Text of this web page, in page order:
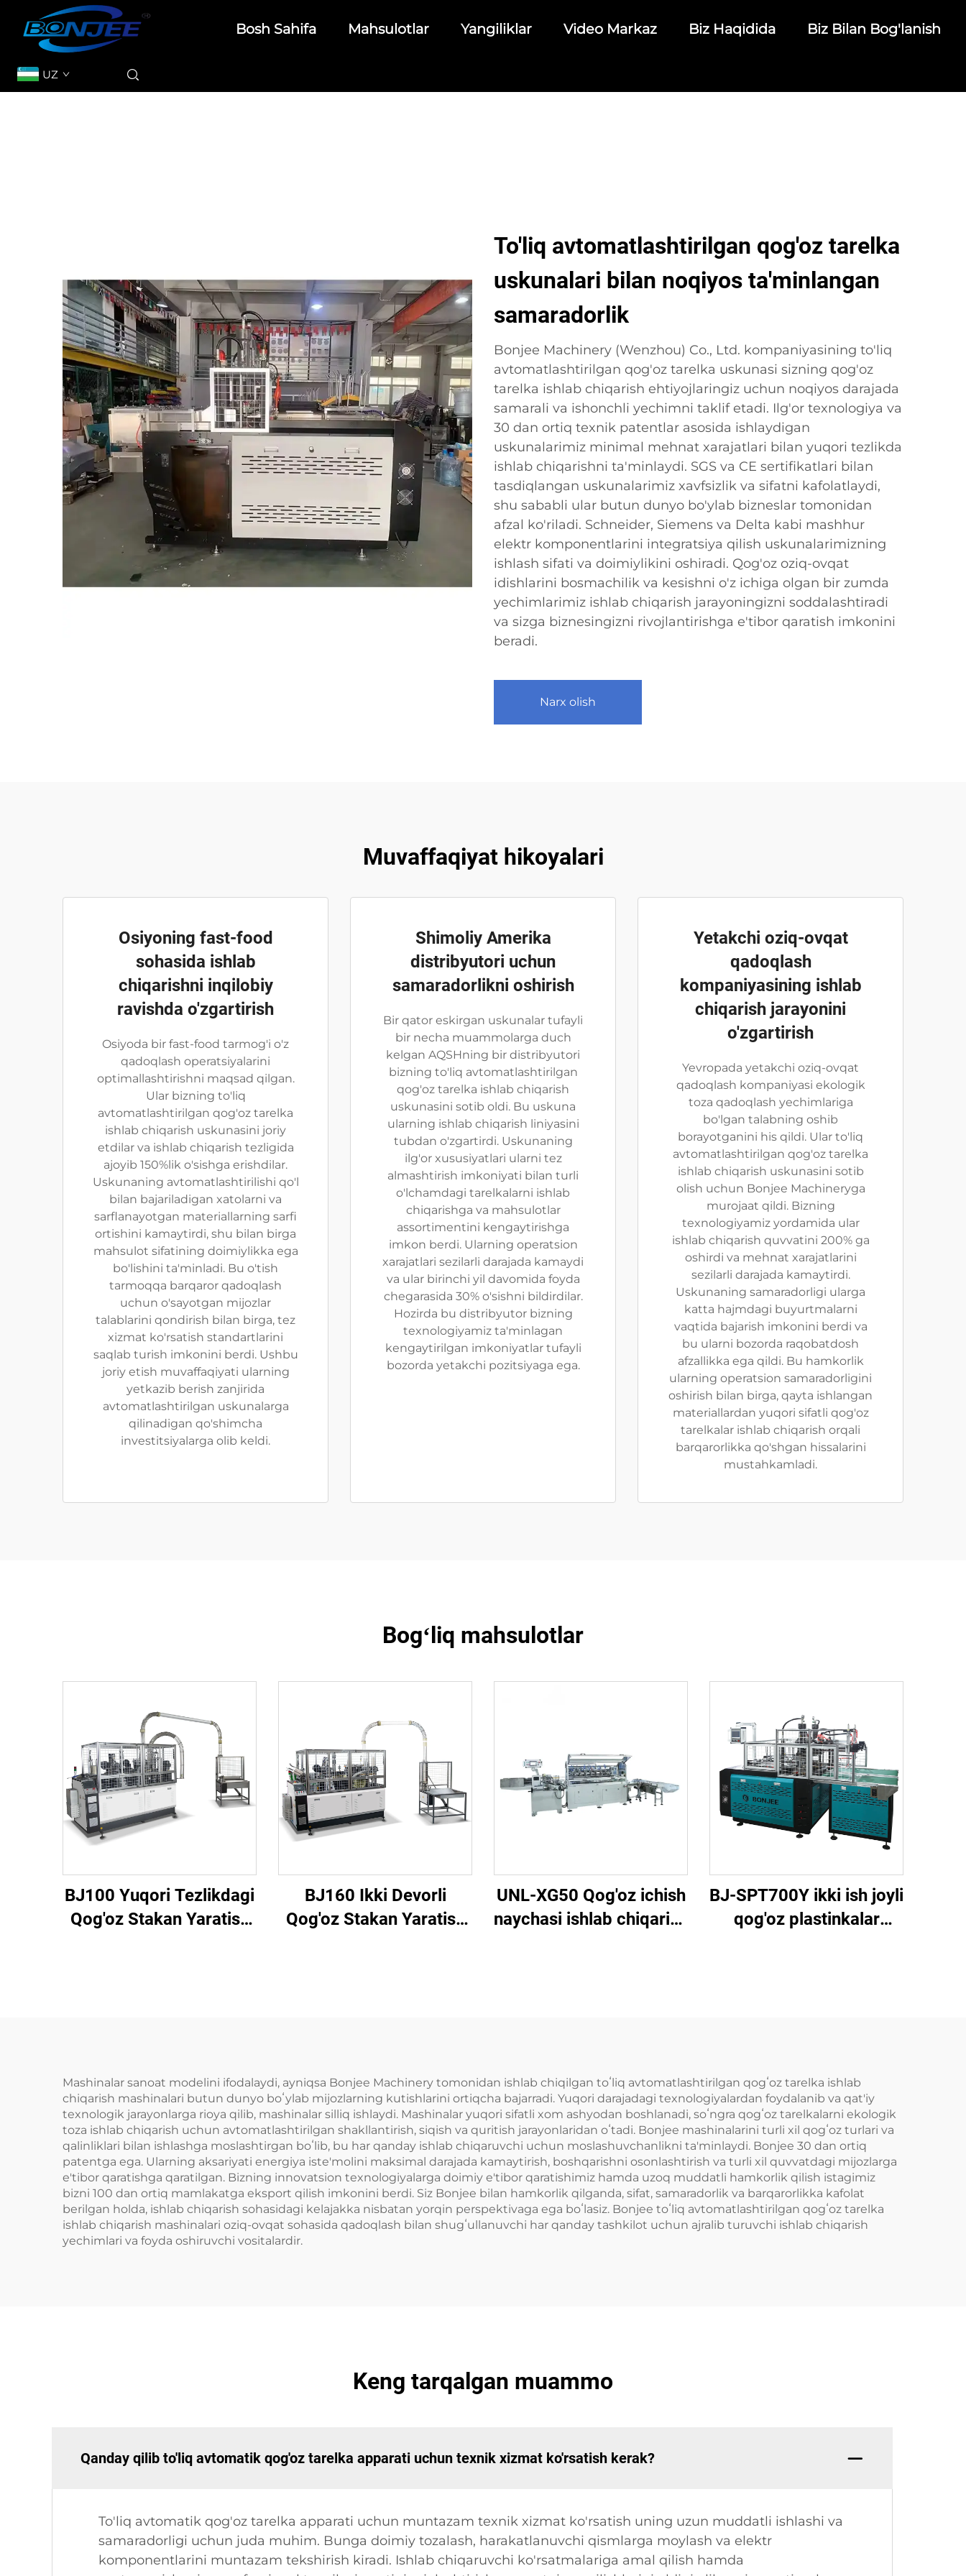
Bosh Sahifa Mahsulotlar Yangiliklar Video Markaz Biz Haqidida Biz Bilan Bog'lanish
UZ
To'liq avtomatlashtirilgan qog'oz tarelka
uskunalari bilan noqiyos ta'minlangan
samaradorlik
Bonjee Machinery (Wenzhou) Co., Ltd. kompaniyasining to'liq
avtomatlashtirilgan qog'oz tarelka uskunasi sizning qog'oz
tarelka ishlab chiqarish ehtiyojlaringiz uchun noqiyos darajada
samarali va ishonchli yechimni taklif etadi. Ilg'or texnologiya va
30 dan ortiq texnik patentlar asosida ishlaydigan
uskunalarimiz minimal mehnat xarajatlari bilan yuqori tezlikda
ishlab chiqarishni ta'minlaydi. SGS va CE sertifikatlari bilan
tasdiqlangan uskunalarimiz xavfsizlik va sifatni kafolatlaydi,
shu sababli ular butun dunyo bo'ylab bizneslar tomonidan
afzal ko'riladi. Schneider, Siemens va Delta kabi mashhur
elektr komponentlarini integratsiya qilish uskunalarimizning
ishlash sifati va doimiylikini oshiradi. Qog'oz oziq-ovqat
idishlarini bosmachilik va kesishni o'z ichiga olgan bir zumda
yechimlarimiz ishlab chiqarish jarayoningizni soddalashtiradi
va sizga biznesingizni rivojlantirishga e'tibor qaratish imkonini
beradi.
Narx olish
Muvaffaqiyat hikoyalari
Osiyoning fast-food
sohasida ishlab
chiqarishni inqilobiy
ravishda o'zgartirish
Osiyoda bir fast-food tarmog'i o'z
qadoqlash operatsiyalarini
optimallashtirishni maqsad qilgan.
Ular bizning to'liq
avtomatlashtirilgan qog'oz tarelka
ishlab chiqarish uskunasini joriy
etdilar va ishlab chiqarish tezligida
ajoyib 150%lik o'sishga erishdilar.
Uskunaning avtomatlashtirilishi qo'l
bilan bajariladigan xatolarni va
sarflanayotgan materiallarning sarfi
ortishini kamaytirdi, shu bilan birga
mahsulot sifatining doimiylikka ega
bo'lishini ta'minladi. Bu o'tish
tarmoqqa barqaror qadoqlash
uchun o'sayotgan mijozlar
talablarini qondirish bilan birga, tez
xizmat ko'rsatish standartlarini
saqlab turish imkonini berdi. Ushbu
joriy etish muvaffaqiyati ularning
yetkazib berish zanjirida
avtomatlashtirilgan uskunalarga
qilinadigan qo'shimcha
investitsiyalarga olib keldi.
Shimoliy Amerika
distribyutori uchun
samaradorlikni oshirish
Bir qator eskirgan uskunalar tufayli
bir necha muammolarga duch
kelgan AQSHning bir distribyutori
bizning to'liq avtomatlashtirilgan
qog'oz tarelka ishlab chiqarish
uskunasini sotib oldi. Bu uskuna
ularning ishlab chiqarish liniyasini
tubdan o'zgartirdi. Uskunaning
ilg'or xususiyatlari ularni tez
almashtirish imkoniyati bilan turli
o'lchamdagi tarelkalarni ishlab
chiqarishga va mahsulotlar
assortimentini kengaytirishga
imkon berdi. Ularning operatsion
xarajatlari sezilarli darajada kamaydi
va ular birinchi yil davomida foyda
chegarasida 30% o'sishni bildirdilar.
Hozirda bu distribyutor bizning
texnologiyamiz ta'minlagan
kengaytirilgan imkoniyatlar tufayli
bozorda yetakchi pozitsiyaga ega.
Yetakchi oziq-ovqat
qadoqlash
kompaniyasining ishlab
chiqarish jarayonini
o'zgartirish
Yevropada yetakchi oziq-ovqat
qadoqlash kompaniyasi ekologik
toza qadoqlash yechimlariga
bo'lgan talabning oshib
borayotganini his qildi. Ular to'liq
avtomatlashtirilgan qog'oz tarelka
ishlab chiqarish uskunasini sotib
olish uchun Bonjee Machineryga
murojaat qildi. Bizning
texnologiyamiz yordamida ular
ishlab chiqarish quvvatini 200% ga
oshirdi va mehnat xarajatlarini
sezilarli darajada kamaytirdi.
Uskunaning samaradorligi ularga
katta hajmdagi buyurtmalarni
vaqtida bajarish imkonini berdi va
bu ularni bozorda raqobatdosh
afzallikka ega qildi. Bu hamkorlik
ularning operatsion samaradorligini
oshirish bilan birga, qayta ishlangan
materiallardan yuqori sifatli qog'oz
tarelkalar ishlab chiqarish orqali
barqarorlikka qo'shgan hissalarini
mustahkamladi.
Bogʻliq mahsulotlar
BJ100 Yuqori Tezlikdagi
Qog'oz Stakan Yaratish
BJ160 Ikki Devorli
Qog'oz Stakan Yaratish
UNL-XG50 Qog'oz ichish
naychasi ishlab chiqarish
BJ-SPT700Y ikki ish joyli
qog'oz plastinkalar
Mashinalar sanoat modelini ifodalaydi, ayniqsa Bonjee Machinery tomonidan ishlab chiqilgan toʻliq avtomatlashtirilgan qogʻoz tarelka ishlab
chiqarish mashinalari butun dunyo boʻylab mijozlarning kutishlarini ortiqcha bajarradi. Yuqori darajadagi texnologiyalardan foydalanib va qat'iy
texnologik jarayonlarga rioya qilib, mashinalar silliq ishlaydi. Mashinalar yuqori sifatli xom ashyodan boshlanadi, soʻngra qogʻoz tarelkalarni ekologik
toza ishlab chiqarish uchun avtomatlashtirilgan shakllantirish, siqish va quritish jarayonlaridan oʻtadi. Bonjee mashinalarini turli xil qogʻoz turlari va
qalinliklari bilan ishlashga moslashtirgan boʻlib, bu har qanday ishlab chiqaruvchi uchun moslashuvchanlikni ta'minlaydi. Bonjee 30 dan ortiq
patentga ega. Ularning aksariyati energiya iste'molini maksimal darajada kamaytirish, boshqarishni osonlashtirish va turli xil quvvatdagi mijozlarga
e'tibor qaratishga qaratilgan. Bizning innovatsion texnologiyalarga doimiy e'tibor qaratishimiz hamda uzoq muddatli hamkorlik qilish istagimiz
bizni 100 dan ortiq mamlakatga eksport qilish imkonini berdi. Siz Bonjee bilan hamkorlik qilganda, sifat, samaradorlik va barqarorlikka kafolat
berilgan holda, ishlab chiqarish sohasidagi kelajakka nisbatan yorqin perspektivaga ega boʻlasiz. Bonjee toʻliq avtomatlashtirilgan qogʻoz tarelka
ishlab chiqarish mashinalari oziq-ovqat sohasida qadoqlash bilan shugʻullanuvchi har qanday tashkilot uchun ajralib turuvchi ishlab chiqarish
yechimlari va foyda oshiruvchi vositalardir.
Keng tarqalgan muammo
Qanday qilib to'liq avtomatik qog'oz tarelka apparati uchun texnik xizmat ko'rsatish kerak?
To'liq avtomatik qog'oz tarelka apparati uchun muntazam texnik xizmat ko'rsatish uning uzun muddatli ishlashi va
samaradorligi uchun juda muhim. Bunga doimiy tozalash, harakatlanuvchi qismlarga moylash va elektr
komponentlarini muntazam tekshirish kiradi. Ishlab chiqaruvchi ko'rsatmalariga amal qilish hamda